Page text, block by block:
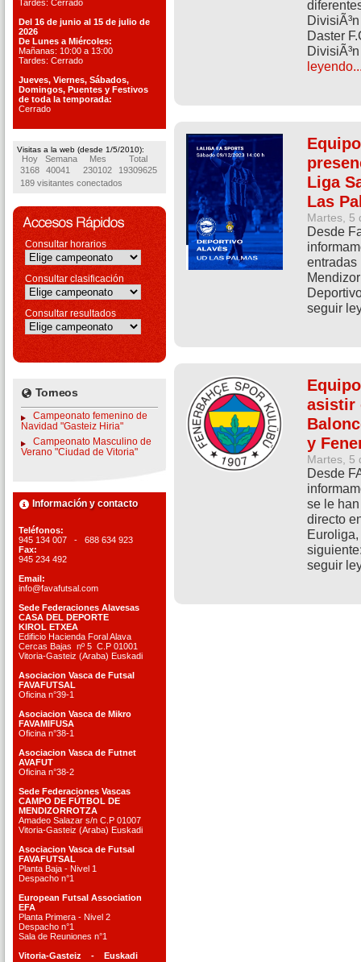
Tardes: Cerrado
Del 16 de junio al 15 de julio de
2026
De Lunes a Miércoles:
Mañanas: 10:00 a 13:00
Tardes: Cerrado
Jueves, Viernes, Sábados,
Domingos, Puentes y Festivos
de toda la temporada:
Cerrado
Visitas a la web (desde 1/5/2010):
Hoy Semana Mes
Total
3168
40041 230102
19309625
189 visitantes conectados
Consultar horarios
Consultar clasificación
Consultar resultados
Torneos
Campeonato femenino de
Navidad "Gasteiz Hiria"
Campeonato Masculino de
Verano "Ciudad de Vitoria"
Información y contacto
Teléfonos:
945 134 007 - 688 634 923
Fax:
945 234 492
Email:
info@favafutsal.com
Sede Federaciones Alavesas
CASA DEL DEPORTE
KIROL ETXEA
Edificio Hacienda Foral Alava
Cercas Bajas nº 5 C.P 01001
Vitoria-Gasteiz (Araba) Euskadi
Asociacion Vasca de Futsal
FAVAFUTSAL
Oficina n°39-1
Asociacion Vasca de Mikro
FAVAMIFUSA
Oficina n°38-1
Asociacion Vasca de Futnet
AVAFUT
Oficina n°38-2
Sede Federaciones Vascas
CAMPO DE FÚTBOL DE
MENDIZORROTZA
Amadeo Salazar s/n C.P 01007
Vitoria-Gasteiz (Araba) Euskadi
Asociacion Vasca de Futsal
FAVAFUTSAL
Planta Baja - Nivel 1
Despacho n°1
European Futsal Association
EFA
Planta Primera - Nivel 2
Despacho n°1
Sala de Reuniones n°1
Vitoria-Gasteiz - Euskadi
Daster
Liga
Las
Martes, 5
Desde
entradas
seguir
asistir
y
Martes, 5
Desde
se le
directo
seguir